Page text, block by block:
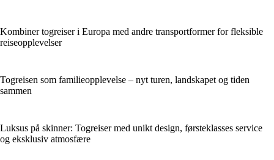
Kombiner togreiser i Europa med andre transportformer for fleksible
reiseopplevelser
Togreisen som familieopplevelse – nyt turen, landskapet og tiden
sammen
Luksus på skinner: Togreiser med unikt design, førsteklasses service
og eksklusiv atmosfære